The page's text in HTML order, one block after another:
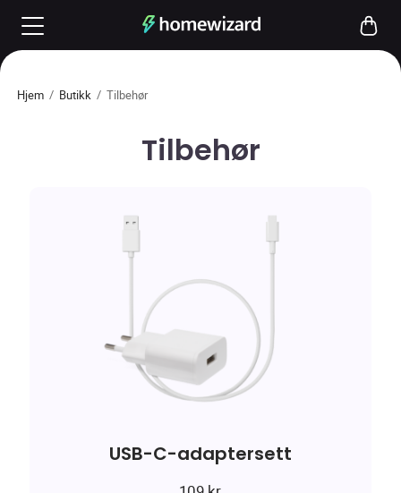
Hjem / Butikk / Tilbehør
Tilbehør
USB-C-adaptersett